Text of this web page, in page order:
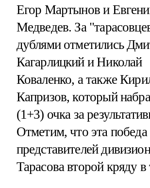
Егор Мартынов и
Медведев. За
дублями отметились
Кагарлицкий и Николай
Коваленко, а также
Капризов, который
(1+3) очка за
Отметим, что эта победа
представителей
Тарасова второй кряду в